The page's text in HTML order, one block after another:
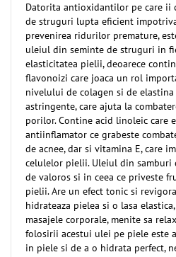
Datorita antioxidantilor pe care ii
de struguri lupta eficient
prevenirea ridurilor premature,
uleiul din seminte de struguri in
elasticitatea pielii, deoarece
flavonoizi care joaca un rol
nivelului de colagen si de
astringente, care ajuta la
porilor. Contine acid linoleic care
antiinflamator ce grabeste
de acnee, dar si vitamina E, care
celulelor pielii. Uleiul din samburi
de valoros si in ceea ce priveste
pielii. Are un efect tonic si
hidrateaza pielea si o lasa
masajele corporale, menite sa
folosirii acestui ulei pe piele este
in piele si de a o hidrata perfect,